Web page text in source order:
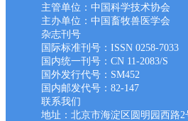
主管单位：中国科学技术协会
主办单位：中国畜牧兽医学会
杂志刊号
国际标准刊号：ISSN 0258-7033
国内统一刊号：CN 11-2083/S
国外发行代号：SM452
国内邮发代号：82-147
联系我们
地址：北京市海淀区圆明园西路2